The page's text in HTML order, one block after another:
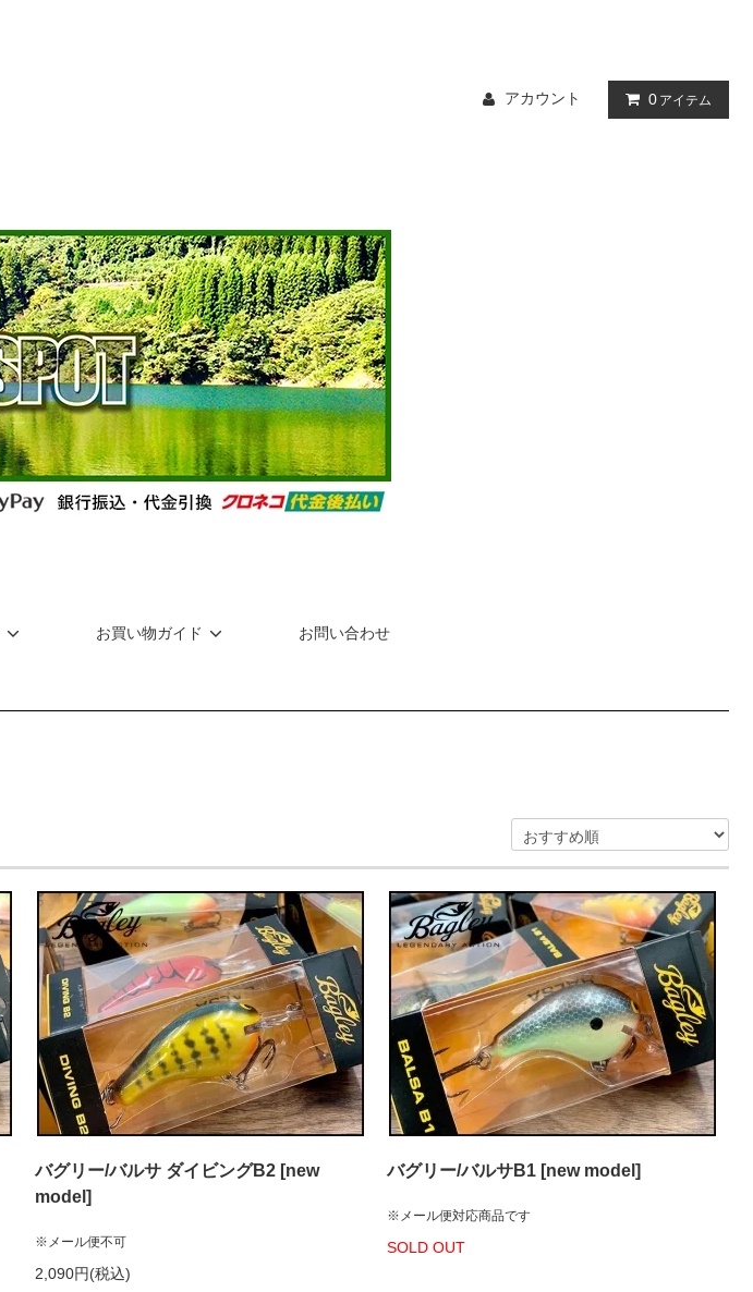
アカウント 0 アイテム
お買い物ガイド お問い合わせ
バグリー/バルサ ダイビングB2 [new
model]
※メール便不可
2,090円(税込)
バグリー/バルサB1 [new model]
※メール便対応商品です
SOLD OUT